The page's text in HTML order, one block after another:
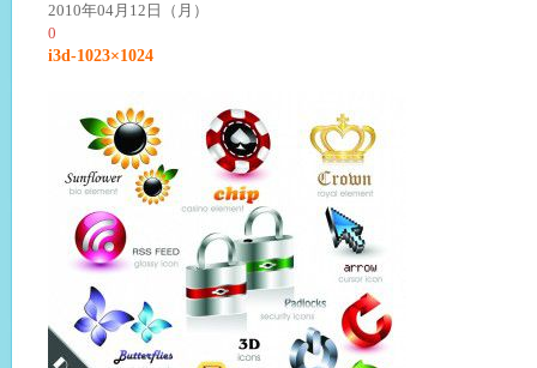
2010年04月12日（月）
0
i3d-1023×1024